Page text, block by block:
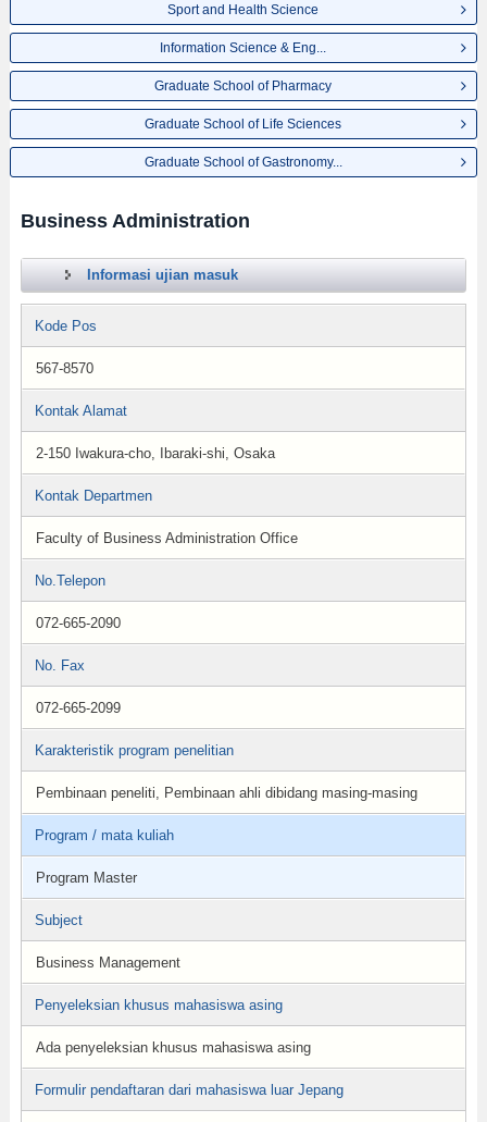
Sport and Health Science
Information Science & Eng...
Graduate School of Pharmacy
Graduate School of Life Sciences
Graduate School of Gastronomy...
Business Administration
Informasi ujian masuk
Kode Pos
567-8570
Kontak Alamat
2-150 Iwakura-cho, Ibaraki-shi, Osaka
Kontak Departmen
Faculty of Business Administration Office
No.Telepon
072-665-2090
No. Fax
072-665-2099
Karakteristik program penelitian
Pembinaan peneliti, Pembinaan ahli dibidang masing-masing
Program / mata kuliah
Program Master
Subject
Business Management
Penyeleksian khusus mahasiswa asing
Ada penyeleksian khusus mahasiswa asing
Formulir pendaftaran dari mahasiswa luar Jepang